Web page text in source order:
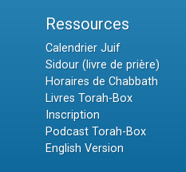
Ressources
Calendrier Juif
Sidour (livre de prière)
Horaires de Chabbath
Livres Torah-Box
Inscription
Podcast Torah-Box
English Version